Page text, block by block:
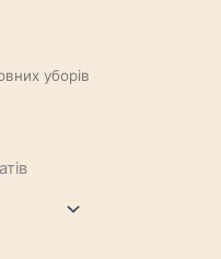
уборів
Сортовано